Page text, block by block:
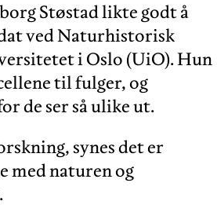
Støstad likte godt å
ved Naturhistorisk
i Oslo (UiO). Hun
til fulger, og
de ser så ulike ut.
synes det er
med naturen og